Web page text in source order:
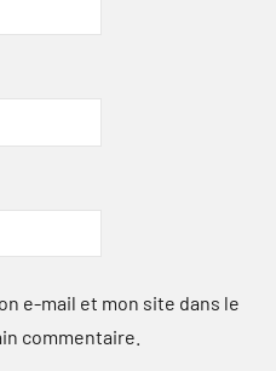
e-mail et mon site dans le
commentaire.